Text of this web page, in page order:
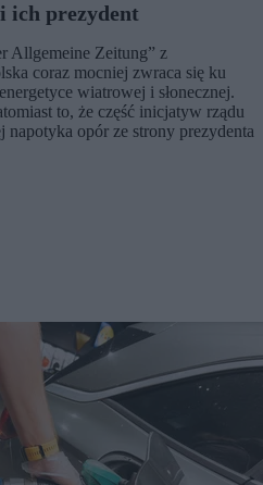
ich prezydent
Allgemeine Zeitung” z
coraz mocniej zwraca się ku
wiatrowej i słonecznej.
to, że część inicjatyw rządu
opór ze strony prezydenta